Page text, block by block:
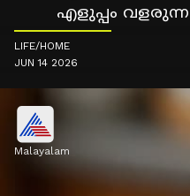
എളുപ്പം
LIFE/HOME
JUN 14 2026
Malayalam